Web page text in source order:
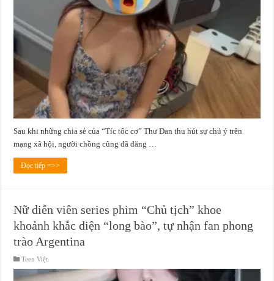
Sau khi những chia sẻ của “Tíc tốc cơ” Thư Đan thu hút sự chú ý trên
mạng xã hội, người chồng cũng đã đăng …
Đọc tiếp =>>
Nữ diễn viên series phim “Chủ tịch” khoe
khoảnh khắc diện “long bào”, tự nhận fan phong
trào Argentina
Teen Việt